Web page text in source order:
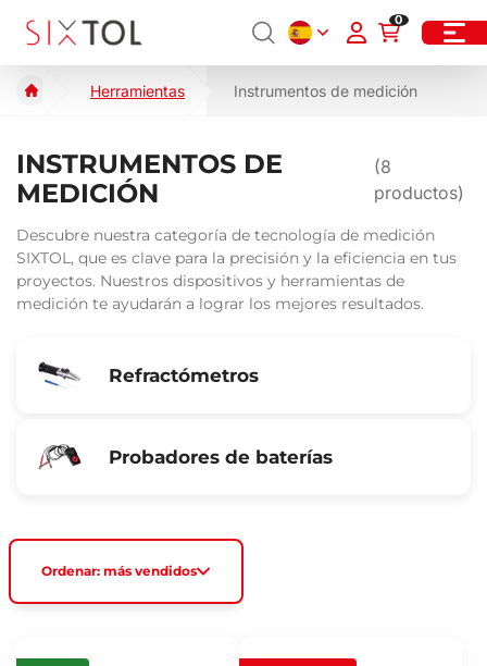
0
Herramientas Instrumentos de medición
INSTRUMENTOS DE
MEDICIÓN
(8
productos)
Descubre nuestra categoría de tecnología de medición
SIXTOL, que es clave para la precisión y la eficiencia en tus
proyectos. Nuestros dispositivos y herramientas de
medición te ayudarán a lograr los mejores resultados.
Refractómetros
Probadores de baterías
Ordenar: más vendidos